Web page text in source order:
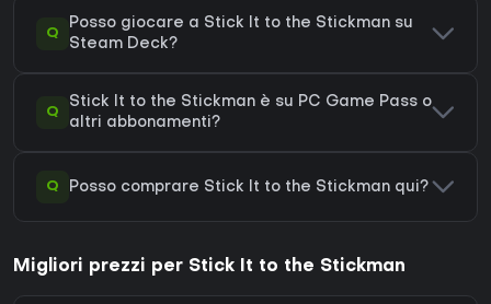
Q
Posso giocare a Stick It to the Stickman su
Steam Deck?
Q
Stick It to the Stickman è su PC Game Pass o
altri abbonamenti?
Q Posso comprare Stick It to the Stickman qui?
Migliori prezzi per Stick It to the Stickman